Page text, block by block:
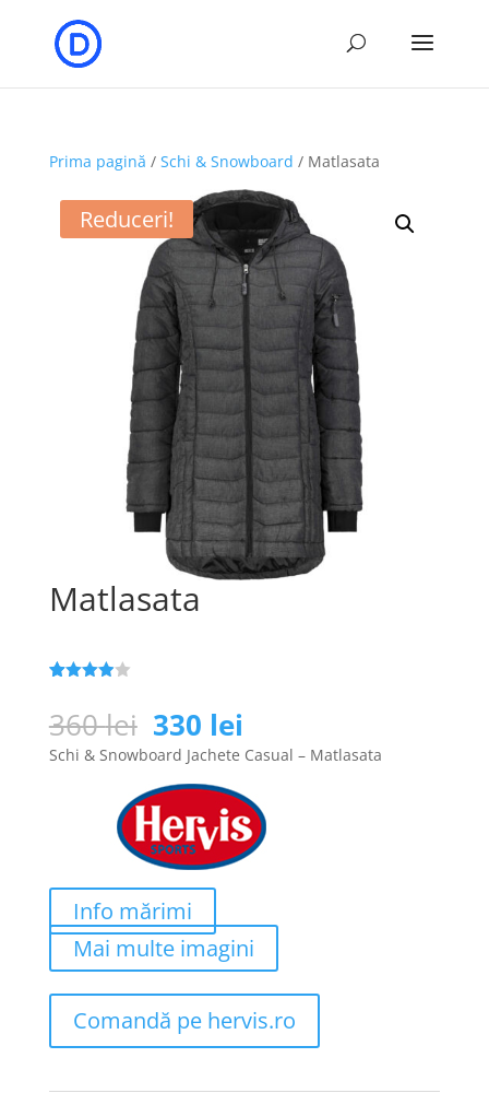
Prima pagină / Schi & Snowboard / Matlasata
Reduceri!
Matlasata
din 5 pe
baza a
de
evaluări
360lei Prețul
inițial
a
fost:
360 lei.
330 lei
curent
este:
330 lei.
Schi & Snowboard Jachete Casual – Matlasata
Info mărimi
Mai multe imagini
Comandă pe hervis.ro